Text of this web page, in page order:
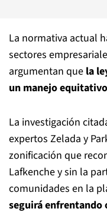
La normativa actual
sectores
argumentan que la
un manejo
La investigación
expertos Zelada y
zonificación que
Lafkenche y sin la
comunidades en la
seguirá